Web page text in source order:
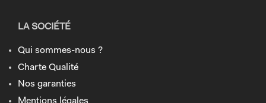
LA SOCIÉTÉ
Qui sommes-nous ?
Charte Qualité
Nos garanties
Mentions légales